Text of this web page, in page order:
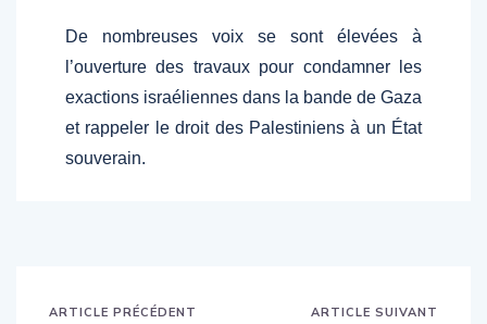
De nombreuses voix se sont élevées à
l’ouverture des travaux pour condamner les
exactions israéliennes dans la bande de Gaza
et rappeler le droit des Palestiniens à un État
souverain.
ARTICLE PRÉCÉDENT ARTICLE SUIVANT